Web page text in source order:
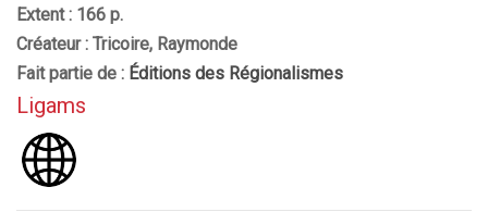
Extent : 166 p.
Créateur : Tricoire, Raymonde
Fait partie de : Éditions des Régionalismes
Ligams